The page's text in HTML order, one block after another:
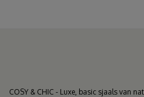
COSY & CHIC - Luxe, basic sjaals van